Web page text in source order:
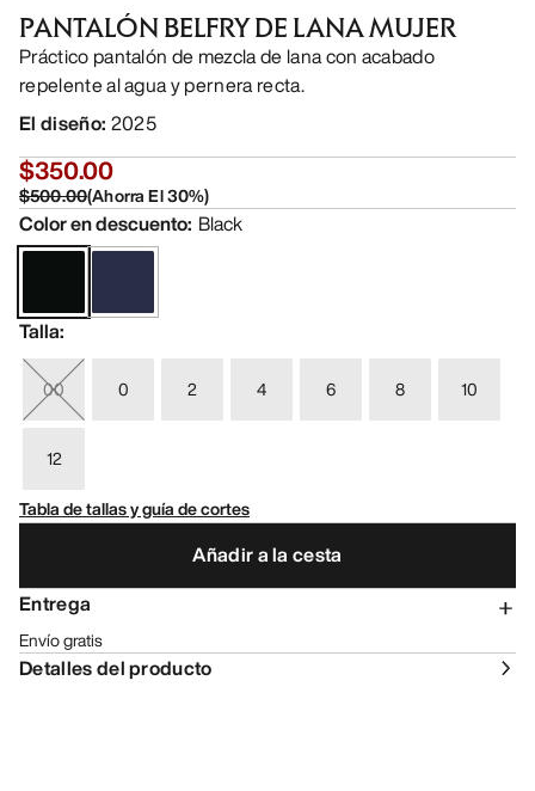
PANTALÓN BELFRY DE LANA MUJER
Práctico pantalón de mezcla de lana con acabado
repelente al agua y pernera recta.
El diseño: 2025
$350.00
$500.00(Ahorra El30%)
Color en descuento: Black
Talla:
00 0 2 4 6 8 10
12
Tabla de tallas y guía de cortes
Añadir a la cesta
Entrega
Envío gratis
Detalles del producto